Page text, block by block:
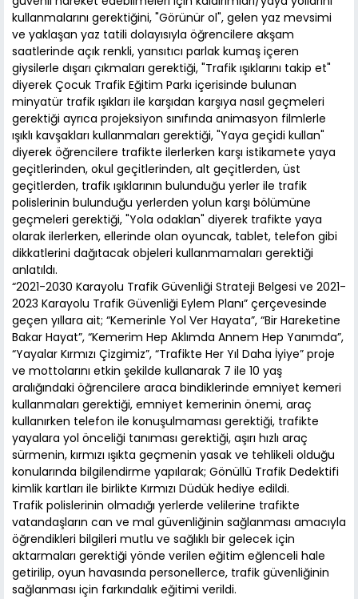
kullanmalarını gerektiğini, "Görünür ol", gelen yaz mevsimi
ve yaklaşan yaz tatili dolayısıyla öğrencilere akşam
saatlerinde açık renkli, yansıtıcı parlak kumaş içeren
giysilerle dışarı çıkmaları gerektiği, "Trafik ışıklarını takip et"
diyerek Çocuk Trafik Eğitim Parkı içerisinde bulunan
minyatür trafik ışıkları ile karşıdan karşıya nasıl geçmeleri
gerektiği ayrıca projeksiyon sınıfında animasyon filmlerle
ışıklı kavşakları kullanmaları gerektiği, "Yaya geçidi kullan"
diyerek öğrencilere trafikte ilerlerken karşı istikamete yaya
geçitlerinden, okul geçitlerinden, alt geçitlerden, üst
geçitlerden, trafik ışıklarının bulunduğu yerler ile trafik
polislerinin bulunduğu yerlerden yolun karşı bölümüne
geçmeleri gerektiği, "Yola odaklan" diyerek trafikte yaya
olarak ilerlerken, ellerinde olan oyuncak, tablet, telefon gibi
dikkatlerini dağıtacak objeleri kullanmamaları gerektiği
anlatıldı.
“2021-2030 Karayolu Trafik Güvenliği Strateji Belgesi ve 2021-
2023 Karayolu Trafik Güvenliği Eylem Planı” çerçevesinde
geçen yıllara ait; “Kemerinle Yol Ver Hayata”, “Bir Hareketine
Bakar Hayat”, “Kemerim Hep Aklımda Annem Hep Yanımda”,
“Yayalar Kırmızı Çizgimiz”, “Trafikte Her Yıl Daha İyiye” proje
ve mottolarını etkin şekilde kullanarak 7 ile 10 yaş
aralığındaki öğrencilere araca bindiklerinde emniyet kemeri
kullanmaları gerektiği, emniyet kemerinin önemi, araç
kullanırken telefon ile konuşulmaması gerektiği, trafikte
yayalara yol önceliği tanıması gerektiği, aşırı hızlı araç
sürmenin, kırmızı ışıkta geçmenin yasak ve tehlikeli olduğu
konularında bilgilendirme yapılarak; Gönüllü Trafik Dedektifi
kimlik kartları ile birlikte Kırmızı Düdük hediye edildi.
Trafik polislerinin olmadığı yerlerde velilerine trafikte
vatandaşların can ve mal güvenliğinin sağlanması amacıyla
öğrendikleri bilgileri mutlu ve sağlıklı bir gelecek için
aktarmaları gerektiği yönde verilen eğitim eğlenceli hale
getirilip, oyun havasında personellerce, trafik güvenliğinin
sağlanması için farkındalık eğitimi verildi.